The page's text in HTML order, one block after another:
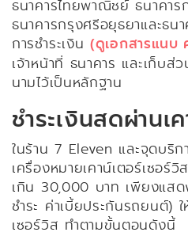
ธนาคารไทยพาณิชย์ ธนาคา
ธนาคารกรุงศรีอยุธยาและธน
การชำระเงิน (ดูเอกสารแนบ
เจ้าหน้าที่ ธนาคาร และเก็บส่
นามไว้เป็นหลักฐาน
ชำระเงินสดผ่านเ
ในร้าน 7 Eleven และจุดบริก
เครื่องหมายเคาน์เตอร์เซอร์
เกิน 30,000 บาท เพียงแส
ชำระ ค่าเบี้ยประกันรถยนต์)
เซอร์วิส ทำตามขั้นตอนดังนี้